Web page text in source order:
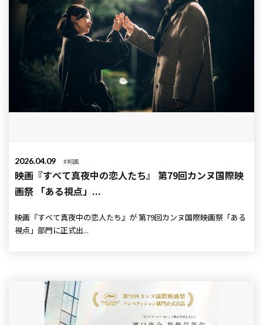
2026.04.09 #邦画
映画『すべて真夜中の恋人たち』 第79回カンヌ国際映
画祭 「ある視点」...
映画『すべて真夜中の恋人たち』が 第79回カンヌ国際映画祭「ある
視点」部門に正式出...